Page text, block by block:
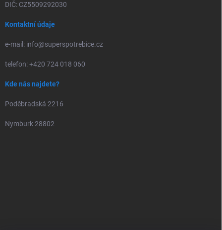
DIČ: CZ5509292030
Kontaktní údaje
e-mail: info@superspotrebice.cz
telefon: +420 724 018 060
Kde nás najdete?
Poděbradská 2216
Nymburk 28802